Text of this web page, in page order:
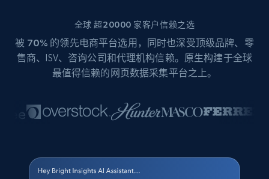
全球 超20000 家客户信赖之选
被 70% 的领先电商平台选用，同时也深受顶级品牌、零
售商、ISV、咨询公司和代理机构信赖。原生构建于全球
最值得信赖的网页数据采集平台之上。